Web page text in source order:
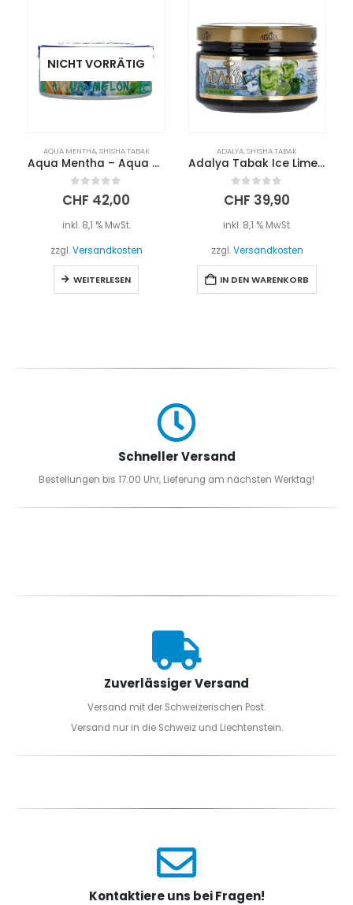
NICHT VORRÄTIG
AQUA MENTHA,SHISHA TABAK
Aqua Mentha – Aqua Melon 200g
0 out of 5
CHF 42,00
inkl. 8,1 % MwSt.
zzgl.Versandkosten
WEITERLESEN
ADALYA,SHISHA TABAK
Adalya Tabak Ice Lime on the Rocks 200g
0out of 5
CHF 39,90
inkl. 8,1 % MwSt.
zzgl.Versandkosten
IN DEN WARENKORB
Schneller Versand
Bestellungen bis 17:00 Uhr, Lieferung am nächsten Werktag!
Zuverlässiger Versand
Versand mit der Schweizerischen Post.
Versand nur in die Schweiz und Liechtenstein.
Kontaktiere uns bei Fragen!